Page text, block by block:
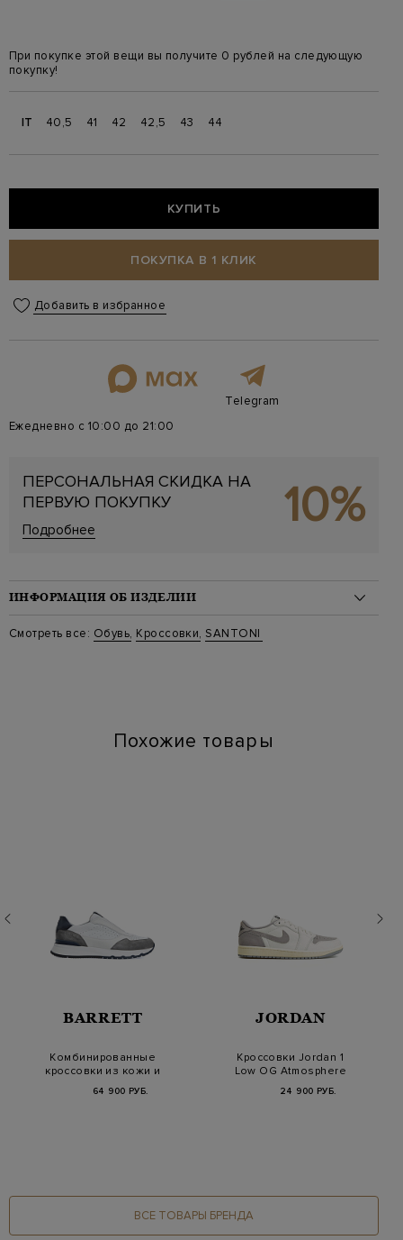
При покупке этой вещи вы получите 0 рублей на следующую
покупку!
IT 40,5 41 42 42,5 43 44
КУПИТЬ
ПОКУПКА В 1 КЛИК
Добавить в избранное
Telegram
Ежедневно с 10:00 до 21:00
ПЕРСОНАЛЬНАЯ СКИДКА НА
ПЕРВУЮ ПОКУПКУ
Подробнее 10%
ИНФОРМАЦИЯ ОБ ИЗДЕЛИИ
Материал: кожа 100%, мех 100%
Смотреть все: Обувь, Кроссовки, SANTONI
Похожие товары
BARRETT
Комбинированные
кроссовки из кожи и
перфорацие…
64 900 РУБ.
JORDAN
Кроссовки Jordan 1
Low OG Atmosphere
24 900 РУБ.
ВСЕ ТОВАРЫ БРЕНДА